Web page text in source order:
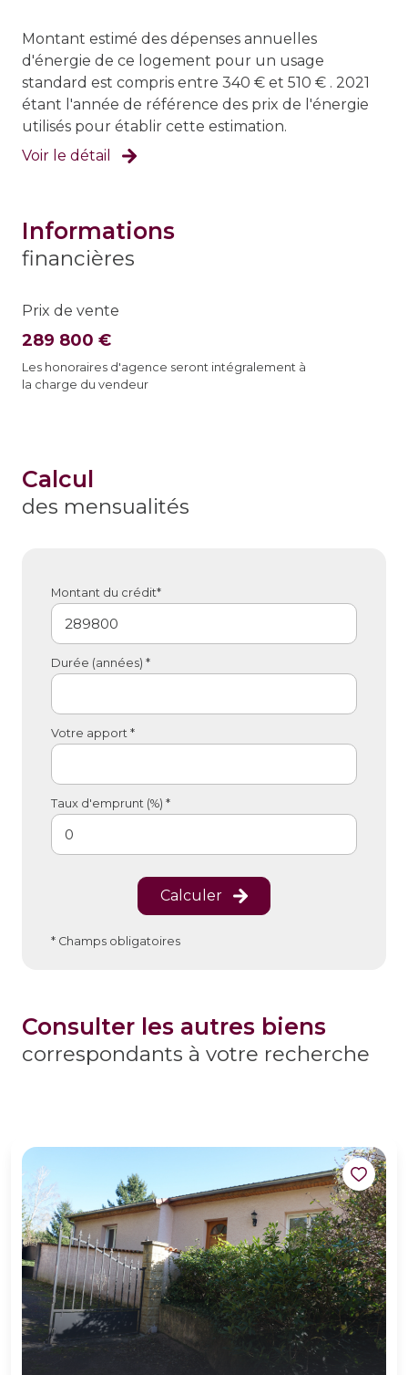
Montant estimé des dépenses annuelles
d'énergie de ce logement pour un usage
standard est compris entre 340 € et 510 € . 2021
étant l'année de référence des prix de l'énergie
utilisés pour établir cette estimation.
Voir le détail
informations
financières
Prix de vente
289 800 €
Les honoraires d'agence seront intégralement à
la charge du vendeur
calcul
des mensualités
Montant du crédit*
Durée (années) *
Votre apport *
Taux d'emprunt (%) *
Calculer
* Champs obligatoires
consulter les autres biens
correspondants à votre recherche